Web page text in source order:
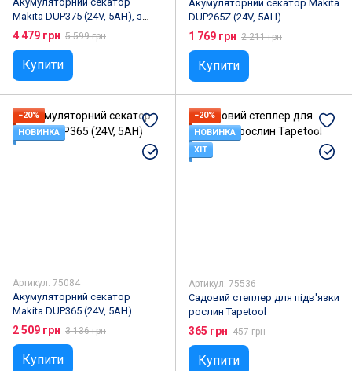
Makita DUP375 (24V, 5AH), з
індикатором рівня заряду
4 479 грн 5 599 грн
Купити
Акумуляторний секатор Makita
DUP265Z (24V, 5AH)
1 769 грн 2 211 грн
Купити
−20%
НОВИНКА
Артикул: 75084
Акумуляторний секатор
Makita DUP365 (24V, 5AH)
2 509 грн 3 136 грн
Купити
−20%
НОВИНКА
ХІТ
Артикул: 75536
Садовий степлер для підв'язки
рослин Tapetool
365 грн 457 грн
Купити